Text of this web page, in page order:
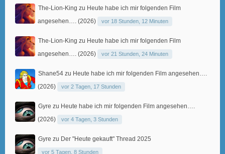
The-Lion-King zu Heute habe ich mir folgenden Film
angesehen…. (2026)
vor 18 Stunden, 12 Minuten
The-Lion-King zu Heute habe ich mir folgenden Film
angesehen…. (2026)
vor 21 Stunden, 24 Minuten
Shane54 zu Heute habe ich mir folgenden Film angesehen….
(2026)
vor 2 Tagen, 17 Stunden
Gyre zu Heute habe ich mir folgenden Film angesehen….
(2026)
vor 4 Tagen, 3 Stunden
Gyre zu Der "Heute gekauft" Thread 2025
vor 5 Tagen, 8 Stunden